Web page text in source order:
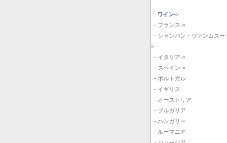
ワイン->
- フランス->
- シャンパン・ヴァンムスー-
>
- イタリア->
- スペイン->
- ポルトガル
- イギリス
- オーストリア
- ブルガリア
- ハンガリー
- ルーマニア